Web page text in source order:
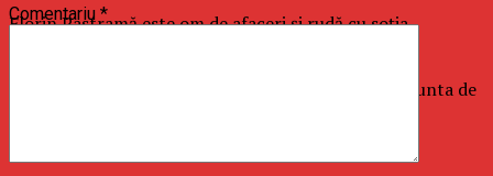
Florin Pastramă este om de afaceri şi rudă cu soţia
Potrivit informaţiilor apărute în spaţiul public, la nunta de
Comentariu *